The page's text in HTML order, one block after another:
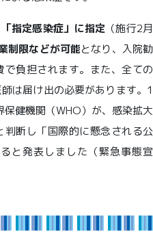
「指定感染症」に指定 （施行2月
制限などが可能となり、入院勧
負担されます。また、全ての
は届け出の必要があります。1
健機関（WHO）が、感染拡大
断し「国際的に懸念される公
と発表しました（緊急事態宣